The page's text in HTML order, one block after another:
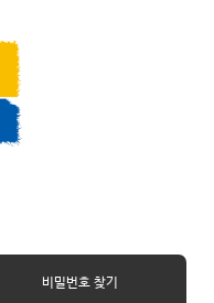
비밀번호 찾기